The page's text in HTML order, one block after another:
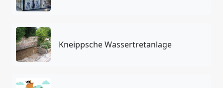
Kneippsche Wassertretanlage